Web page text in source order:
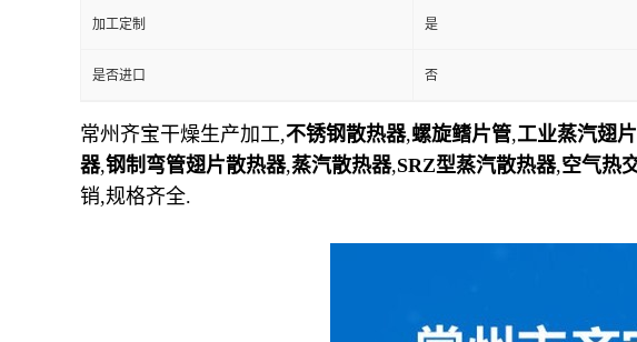
加工定制 是
是否进口 否
常州齐宝干燥生产加工,不锈钢散热器,螺旋鳍片管,工业蒸汽翅
器,钢制弯管翅片散热器,蒸汽散热器,SRZ型蒸汽散热器,空气热
销,规格齐全.